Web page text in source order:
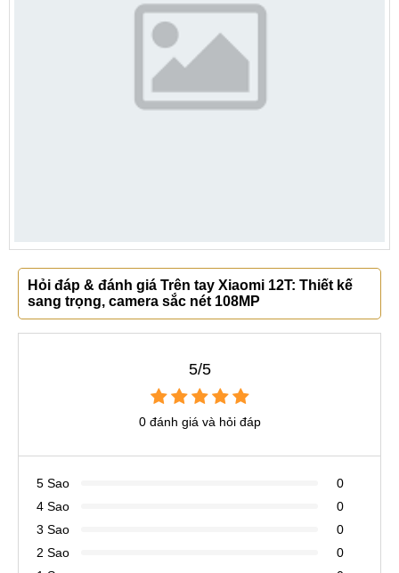
Hỏi đáp & đánh giá Trên tay Xiaomi 12T: Thiết kế
sang trọng, camera sắc nét 108MP
5/5
0 đánh giá và hỏi đáp
5 Sao
0
4 Sao
0
3 Sao
0
2 Sao
0